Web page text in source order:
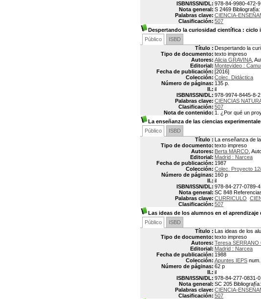
ISBN/ISSN/DL: 978-84-9980-472-9
Nota general: S 2469
Palabras clave: CIENCIA-
Clasificación: 507
Despertando la curiosidad científica : ciclo
Público
ISBD
Título : Despertando la
Tipo de documento: texto impreso
Autores: Alicia GRAVINA ,
Editorial: Montevideo :
Fecha de publicación: [2016]
Colección: Colec. Didáctica
Número de páginas: 135 p.
Il.: il
ISBN/ISSN/DL: 978-9974-8445-8-2
Palabras clave: CIENCIAS
Clasificación: 507
Nota de contenido: 1. ¿Por qué un
La enseñanza de las ciencias
Público
ISBD
Título : La enseñanza de
Tipo de documento: texto impreso
Autores: Berta MARCO ,
Editorial: Madrid : Narcea
Fecha de publicación: 1987
Colección: Colec. Proyecto
Número de páginas: 160 p
Il.: il
ISBN/ISSN/DL: 978-84-277-0789-4
Nota general: SC 848
Palabras clave: CURRICULO
Clasificación: 507
Las ideas de los alumnos en el aprendizaje
Público
ISBD
Título : Las ideas de los
Tipo de documento: texto impreso
Autores: Teresa SERRANO
Editorial: Madrid : Narcea
Fecha de publicación: 1988
Colección: Apuntes IEPS
Número de páginas: 62 p
Il.: il
ISBN/ISSN/DL: 978-84-277-0831-0
Nota general: SC 205
Palabras clave: CIENCIA-
Clasificación: 507